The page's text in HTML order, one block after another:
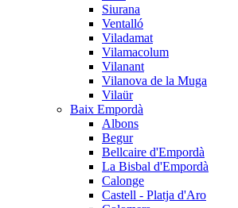
Siurana
Ventalló
Viladamat
Vilamacolum
Vilanant
Vilanova de la Muga
Vilaür
Baix Empordà
Albons
Begur
Bellcaire d'Empordà
La Bisbal d'Empordà
Calonge
Castell - Platja d'Aro